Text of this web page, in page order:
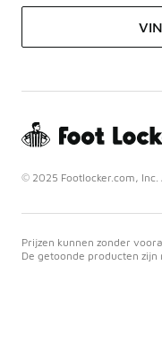
© 2025 Footlocker.com,
Prijzen kunnen zonder
De getoonde producten